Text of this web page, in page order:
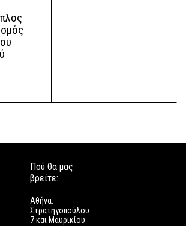
Πού θα μας
βρείτε:
Αθήνα:
Στρατηγοπούλου
7 και Μαυρικίου